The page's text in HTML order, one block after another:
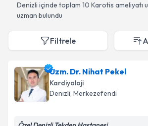
Denizli içinde toplam 10 Karotis ameliyatı
uzman bulundu
Filtrele
Uzm. Dr. Nihat Pekel
Kardiyoloji
Denizli, Merkezefendi